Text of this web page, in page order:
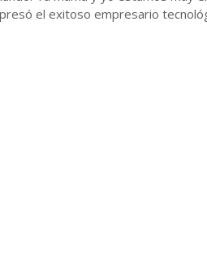
el exitoso empresario